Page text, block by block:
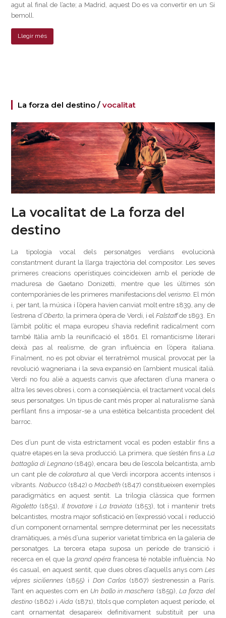
agut al final de l’acte; a Madrid, aquest Do es va convertir en un Si
bemoll.
Llegir més
La forza del destino /vocalitat
La vocalitat de La forza del
destino
La tipologia vocal dels personatges verdians evolucionà
constantment durant la llarga trajectòria del compositor. Les seves
primeres creacions operístiques coincideixen amb el període de
maduresa de Gaetano Donizetti, mentre que les últimes són
contemporànies de les primeres manifestacions del verismo. El món
i, per tant, la música i l’òpera havien canviat molt entre 1839, any de
l’estrena d’Oberto, la primera òpera de Verdi, i elFalstaffde 1893. En
l’àmbit polític el mapa europeu s’havia redefinit radicalment com
també Itàlia amb la reunificació el 1861. El romanticisme literari
deixà pas al realisme, de gran influència en l’òpera italiana.
Finalment, no es pot obviar el terratrèmol musical provocat per la
revolució wagneriana i la seva expansió en l’ambient musical italià.
Verdi no fou aliè a aquests canvis que afectaren d’una manera o
altra les seves obres i, com a conseqüència, el tractament vocal dels
seus personatges. Un tipus de cant més proper al naturalisme s’anà
perfilant fins a imposar-se a una estètica belcantista procedent del
barroc.
Des d’un punt de vista estrictament vocal es poden establir fins a
quatre etapes en la seva producció. La primera, que s’estén fins a La
battaglia di Legnano (1849), encara beu de l’escola belcantista, amb
un cant ple decoloraturaal que Verdi incorpora accents intensos i
vibrants.Nabucco (1842) o Macbeth(1847) constitueixen exemples
paradigmàtics en aquest sentit. La trilogia clàssica que formen
Rigoletto (1851),Il trovatore iLa traviata (1853), tot i mantenir trets
belcantistes, mostra major sofisticació en l’expressió vocal i reducció
d’un component ornamental sempre determinat per les necessitats
dramàtiques, a més d’una superior varietat tímbrica en la galeria de
personatges. La tercera etapa suposa un període de transició i
recerca en el que lagrand opérafrancesa té notable influència. No
és casual, en aquest sentit, que dues obres d’aquells anys com Les
vêpres siciliennes (1855) i Don Carlos (1867) s’estrenessin a París.
Tant en aquestes com en Un ballo in maschera (1859), La forza del
destino (1862) i Aida(1871), títols que completen aquest període, el
cant ornamentat desapareix definitivament substituït per una